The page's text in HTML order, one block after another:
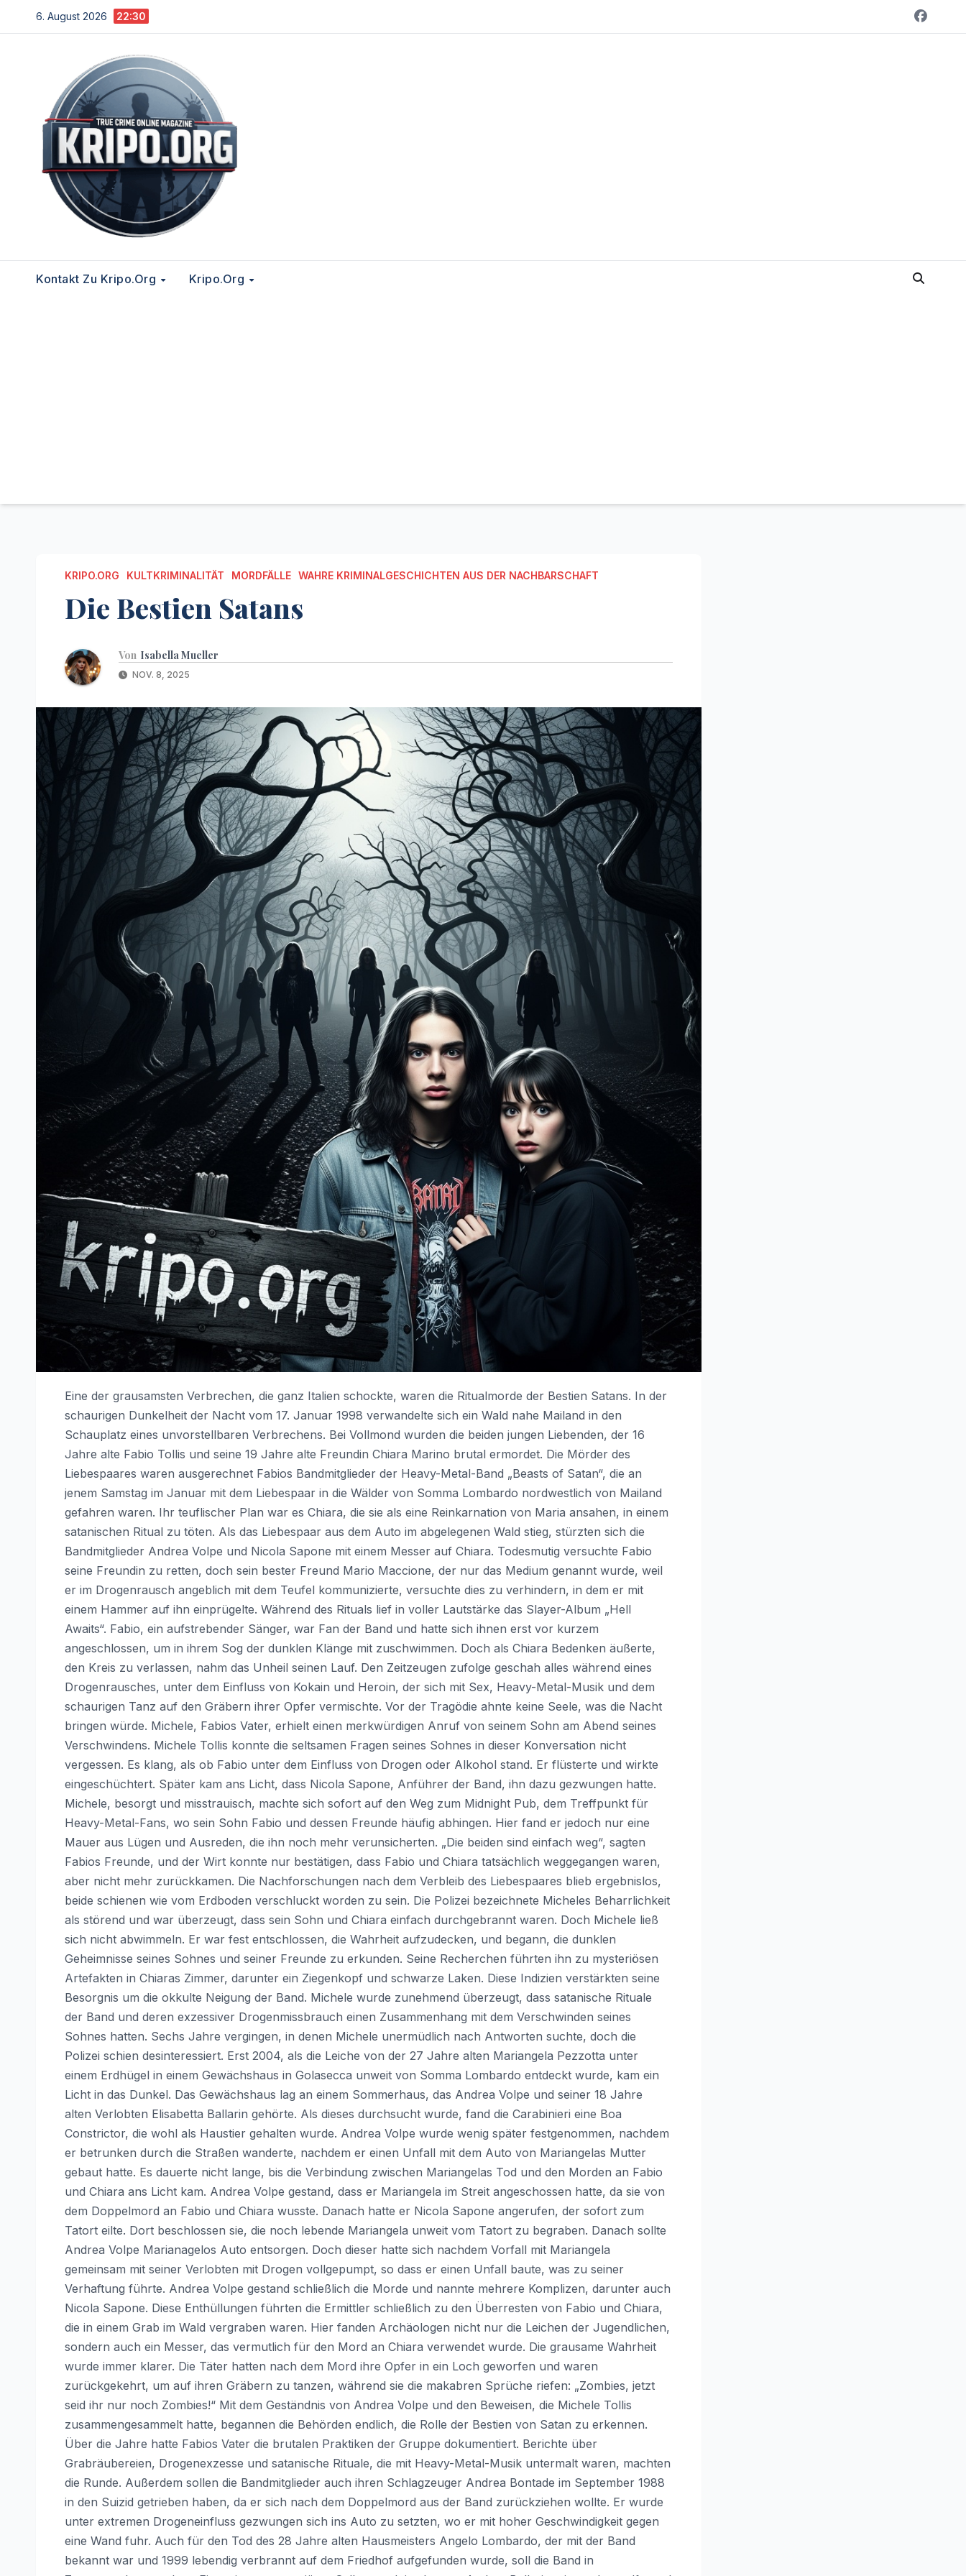
Inhalt
6. August 2026 22:30
Kontakt Zu Kripo.org Kripo.org
KRIPO.ORG KULTKRIMINALITÄT MORDFÄLLE WAHRE KRIMINALGESCHICHTEN AUS DER NACHBARSCHAFT
Die Bestien Satans
Von Isabella Mueller
NOV. 8, 2025
Eine der grausamsten Verbrechen, die ganz Italien schockte, waren die Ritualmorde der Bestien Satans. In der
schaurigen Dunkelheit der Nacht vom 17. Januar 1998 verwandelte sich ein Wald nahe Mailand in den
Schauplatz eines unvorstellbaren Verbrechens. Bei Vollmond wurden die beiden jungen Liebenden, der 16
Jahre alte Fabio Tollis und seine 19 Jahre alte Freundin Chiara Marino brutal ermordet. Die Mörder des
Liebespaares waren ausgerechnet Fabios Bandmitglieder der Heavy-Metal-Band „Beasts of Satan“, die an
jenem Samstag im Januar mit dem Liebespaar in die Wälder von Somma Lombardo nordwestlich von Mailand
gefahren waren. Ihr teuflischer Plan war es Chiara, die sie als eine Reinkarnation von Maria ansahen, in einem
satanischen Ritual zu töten. Als das Liebespaar aus dem Auto im abgelegenen Wald stieg, stürzten sich die
Bandmitglieder Andrea Volpe und Nicola Sapone mit einem Messer auf Chiara. Todesmutig versuchte Fabio
seine Freundin zu retten, doch sein bester Freund Mario Maccione, der nur das Medium genannt wurde, weil
er im Drogenrausch angeblich mit dem Teufel kommunizierte, versuchte dies zu verhindern, in dem er mit
einem Hammer auf ihn einprügelte. Während des Rituals lief in voller Lautstärke das Slayer-Album „Hell
Awaits“. Fabio, ein aufstrebender Sänger, war Fan der Band und hatte sich ihnen erst vor kurzem
angeschlossen, um in ihrem Sog der dunklen Klänge mit zuschwimmen. Doch als Chiara Bedenken äußerte,
den Kreis zu verlassen, nahm das Unheil seinen Lauf. Den Zeitzeugen zufolge geschah alles während eines
Drogenrausches, unter dem Einfluss von Kokain und Heroin, der sich mit Sex, Heavy-Metal-Musik und dem
schaurigen Tanz auf den Gräbern ihrer Opfer vermischte. Vor der Tragödie ahnte keine Seele, was die Nacht
bringen würde. Michele, Fabios Vater, erhielt einen merkwürdigen Anruf von seinem Sohn am Abend seines
Verschwindens. Michele Tollis konnte die seltsamen Fragen seines Sohnes in dieser Konversation nicht
vergessen. Es klang, als ob Fabio unter dem Einfluss von Drogen oder Alkohol stand. Er flüsterte und wirkte
eingeschüchtert. Später kam ans Licht, dass Nicola Sapone, Anführer der Band, ihn dazu gezwungen hatte.
Michele, besorgt und misstrauisch, machte sich sofort auf den Weg zum Midnight Pub, dem Treffpunkt für
Heavy-Metal-Fans, wo sein Sohn Fabio und dessen Freunde häufig abhingen. Hier fand er jedoch nur eine
Mauer aus Lügen und Ausreden, die ihn noch mehr verunsicherten. „Die beiden sind einfach weg“, sagten
Fabios Freunde, und der Wirt konnte nur bestätigen, dass Fabio und Chiara tatsächlich weggegangen waren,
aber nicht mehr zurückkamen. Die Nachforschungen nach dem Verbleib des Liebespaares blieb ergebnislos,
beide schienen wie vom Erdboden verschluckt worden zu sein. Die Polizei bezeichnete Micheles Beharrlichkeit
als störend und war überzeugt, dass sein Sohn und Chiara einfach durchgebrannt waren. Doch Michele ließ
sich nicht abwimmeln. Er war fest entschlossen, die Wahrheit aufzudecken, und begann, die dunklen
Geheimnisse seines Sohnes und seiner Freunde zu erkunden. Seine Recherchen führten ihn zu mysteriösen
Artefakten in Chiaras Zimmer, darunter ein Ziegenkopf und schwarze Laken. Diese Indizien verstärkten seine
Besorgnis um die okkulte Neigung der Band. Michele wurde zunehmend überzeugt, dass satanische Rituale
der Band und deren exzessiver Drogenmissbrauch einen Zusammenhang mit dem Verschwinden seines
Sohnes hatten. Sechs Jahre vergingen, in denen Michele unermüdlich nach Antworten suchte, doch die
Polizei schien desinteressiert. Erst 2004, als die Leiche von der 27 Jahre alten Mariangela Pezzotta unter
einem Erdhügel in einem Gewächshaus in Golasecca unweit von Somma Lombardo entdeckt wurde, kam ein
Licht in das Dunkel. Das Gewächshaus lag an einem Sommerhaus, das Andrea Volpe und seiner 18 Jahre
alten Verlobten Elisabetta Ballarin gehörte. Als dieses durchsucht wurde, fand die Carabinieri eine Boa
Constrictor, die wohl als Haustier gehalten wurde. Andrea Volpe wurde wenig später festgenommen, nachdem
er betrunken durch die Straßen wanderte, nachdem er einen Unfall mit dem Auto von Mariangelas Mutter
gebaut hatte. Es dauerte nicht lange, bis die Verbindung zwischen Mariangelas Tod und den Morden an Fabio
und Chiara ans Licht kam. Andrea Volpe gestand, dass er Mariangela im Streit angeschossen hatte, da sie von
dem Doppelmord an Fabio und Chiara wusste. Danach hatte er Nicola Sapone angerufen, der sofort zum
Tatort eilte. Dort beschlossen sie, die noch lebende Mariangela unweit vom Tatort zu begraben. Danach sollte
Andrea Volpe Marianagelos Auto entsorgen. Doch dieser hatte sich nachdem Vorfall mit Mariangela
gemeinsam mit seiner Verlobten mit Drogen vollgepumpt, so dass er einen Unfall baute, was zu seiner
Verhaftung führte. Andrea Volpe gestand schließlich die Morde und nannte mehrere Komplizen, darunter auch
Nicola Sapone. Diese Enthüllungen führten die Ermittler schließlich zu den Überresten von Fabio und Chiara,
die in einem Grab im Wald vergraben waren. Hier fanden Archäologen nicht nur die Leichen der Jugendlichen,
sondern auch ein Messer, das vermutlich für den Mord an Chiara verwendet wurde. Die grausame Wahrheit
wurde immer klarer. Die Täter hatten nach dem Mord ihre Opfer in ein Loch geworfen und waren
zurückgekehrt, um auf ihren Gräbern zu tanzen, während sie die makabren Sprüche riefen: „Zombies, jetzt
seid ihr nur noch Zombies!“ Mit dem Geständnis von Andrea Volpe und den Beweisen, die Michele Tollis
zusammengesammelt hatte, begannen die Behörden endlich, die Rolle der Bestien von Satan zu erkennen.
Über die Jahre hatte Fabios Vater die brutalen Praktiken der Gruppe dokumentiert. Berichte über
Grabräubereien, Drogenexzesse und satanische Rituale, die mit Heavy-Metal-Musik untermalt waren, machten
die Runde. Außerdem sollen die Bandmitglieder auch ihren Schlagzeuger Andrea Bontade im September 1988
in den Suizid getrieben haben, da er sich nach dem Doppelmord aus der Band zurückziehen wollte. Er wurde
unter extremen Drogeneinfluss gezwungen sich ins Auto zu setzten, wo er mit hoher Geschwindigkeit gegen
eine Wand fuhr. Auch für den Tod des 28 Jahre alten Hausmeisters Angelo Lombardo, der mit der Band
bekannt war und 1999 lebendig verbrannt auf dem Friedhof aufgefunden wurde, soll die Band in